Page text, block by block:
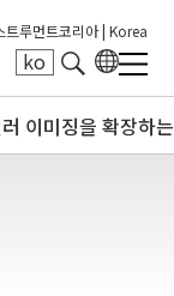
트루먼트코리아 | Korea
ko
이미징을 확장하